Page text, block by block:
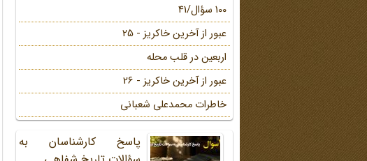
100 سؤال/41
عبور از آخرین خاکریز - 25
اربعین در قلب محله
عبور از آخرین خاکریز - 26
خاطرات محمد‌علی شعبانی
پاسخ کارشناسان به